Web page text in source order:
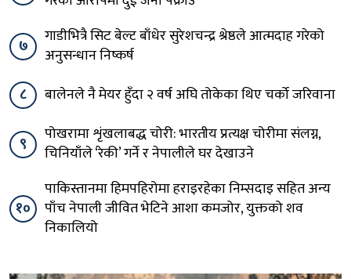
७
गाडीभित्रै सिट बेल्ट बाँधेर सुरेशचन्द्र श्रेष्ठले आत्मदाह गरेको
अनुसन्धान निष्कर्ष
८
बालेनले नै मेयर हुँदा २ वर्ष अघि तोकेका थिए चर्को जरिवाना
९
पोखरामा शृंखलाबद्ध चोरी: भारतीय प्रत्यक्ष चोरीमा संलग्न,
चिनियाँले ‘रेकी’ गर्ने र नेपालीले घर देखाउने
१०
पाकिस्तानमा हिमपहिरोमा हराइरहेका निम्सदाइ सहित अन्य
पाँच नेपाली जीवित भेटिने आशा कमजोर, युक्तको शव
निकालियो